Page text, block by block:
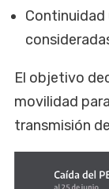
El objetivo
movilidad
transmisión